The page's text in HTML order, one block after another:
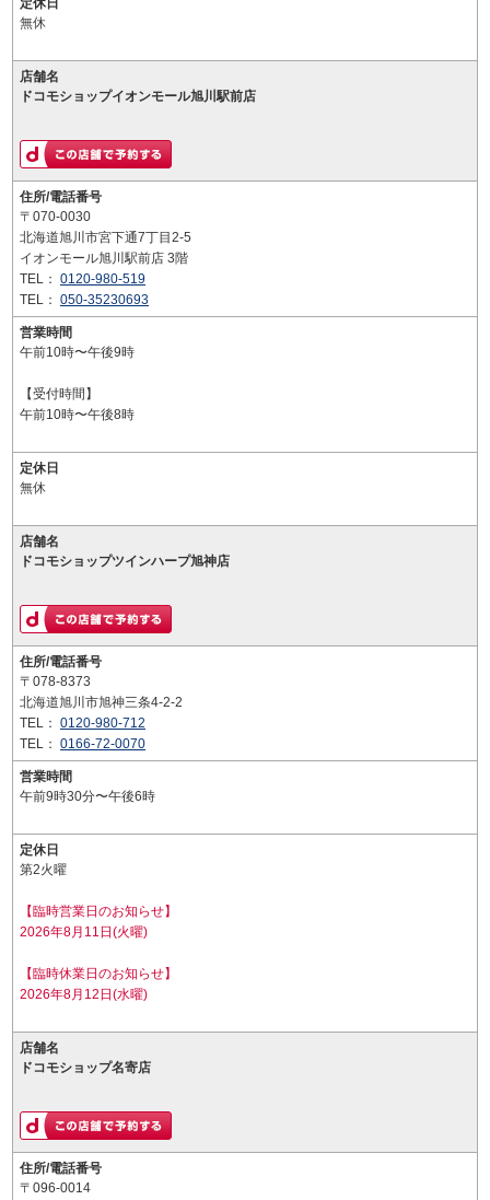
定休日
無休
店舗名
ドコモショップイオンモール旭川駅前店
住所/電話番号
〒070-0030
北海道旭川市宮下通7丁目2-5
イオンモール旭川駅前店 3階
TEL： 0120-980-519
TEL： 050-35230693
営業時間
午前10時〜午後9時
【受付時間】
午前10時〜午後8時
定休日
無休
店舗名
ドコモショップツインハープ旭神店
住所/電話番号
〒078-8373
北海道旭川市旭神三条4-2-2
TEL： 0120-980-712
TEL： 0166-72-0070
営業時間
午前9時30分〜午後6時
定休日
第2火曜
【臨時営業日のお知らせ】
2026年8月11日(火曜)
【臨時休業日のお知らせ】
2026年8月12日(水曜)
店舗名
ドコモショップ名寄店
住所/電話番号
〒096-0014